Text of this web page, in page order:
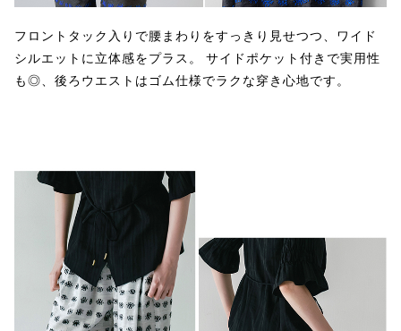
フロントタック入りで腰まわりをすっきり見せつつ、ワイド
シルエットに立体感をプラス。 サイドポケット付きで実用性
も◎、後ろウエストはゴム仕様でラクな穿き心地です。